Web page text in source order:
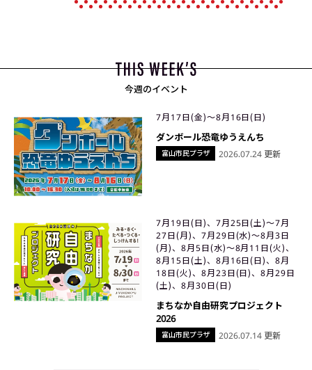
今週のイベント
富山市民プラザ
7月17日(金)〜8月16日(日)
ダンボール恐竜ゆうえんち
2026.07.24 更新
富山市民プラザ
7月19日(日)、7月25日(土)〜7月
27日(月)、7月29日(水)〜8月3日
(月)、8月5日(水)〜8月11日(火)、
8月15日(土)、8月16日(日)、8月
18日(火)、8月23日(日)、8月29日
(土)、8月30日(日)
まちなか自由研究プロジェクト
2026
2026.07.14 更新